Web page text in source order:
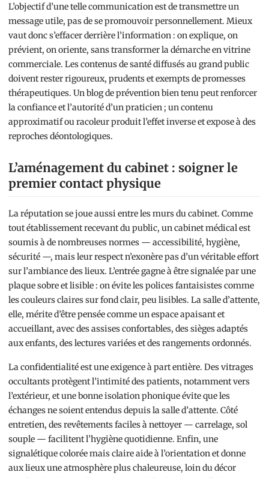
L’objectif d’une telle communication est de transmettre un
message utile, pas de se promouvoir personnellement. Mieux
vaut donc s’effacer derrière l’information : on explique, on
prévient, on oriente, sans transformer la démarche en vitrine
commerciale. Les contenus de santé diffusés au grand public
doivent rester rigoureux, prudents et exempts de promesses
thérapeutiques. Un blog de prévention bien tenu peut renforcer
la confiance et l’autorité d’un praticien ; un contenu
approximatif ou racoleur produit l’effet inverse et expose à des
reproches déontologiques.
L’aménagement du cabinet : soigner le
premier contact physique
La réputation se joue aussi entre les murs du cabinet. Comme
tout établissement recevant du public, un cabinet médical est
soumis à de nombreuses normes — accessibilité, hygiène,
sécurité —, mais leur respect n’exonère pas d’un véritable effort
sur l’ambiance des lieux. L’entrée gagne à être signalée par une
plaque sobre et lisible : on évite les polices fantaisistes comme
les couleurs claires sur fond clair, peu lisibles. La salle d’attente,
elle, mérite d’être pensée comme un espace apaisant et
accueillant, avec des assises confortables, des sièges adaptés
aux enfants, des lectures variées et des rangements ordonnés.
La confidentialité est une exigence à part entière. Des vitrages
occultants protègent l’intimité des patients, notamment vers
l’extérieur, et une bonne isolation phonique évite que les
échanges ne soient entendus depuis la salle d’attente. Côté
entretien, des revêtements faciles à nettoyer — carrelage, sol
souple — facilitent l’hygiène quotidienne. Enfin, une
signalétique colorée mais claire aide à l’orientation et donne
aux lieux une atmosphère plus chaleureuse, loin du décor